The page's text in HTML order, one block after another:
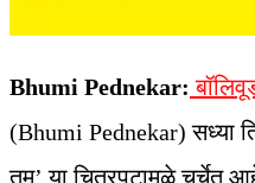
Bhumi Pednekar:
(Bhumi Pednekar) सध्या
तुम’ या चित्रपटामुळे चर्चेत